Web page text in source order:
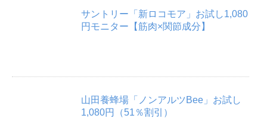
サントリー「新ロコモア」お試し1,080
円モニター【筋肉×関節成分】
山田養蜂場「ノンアルツBee」お試し
1,080円（51％割引）